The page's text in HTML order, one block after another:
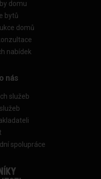
domu
bytů
domů
nabídek
nás
služeb
spolupráce